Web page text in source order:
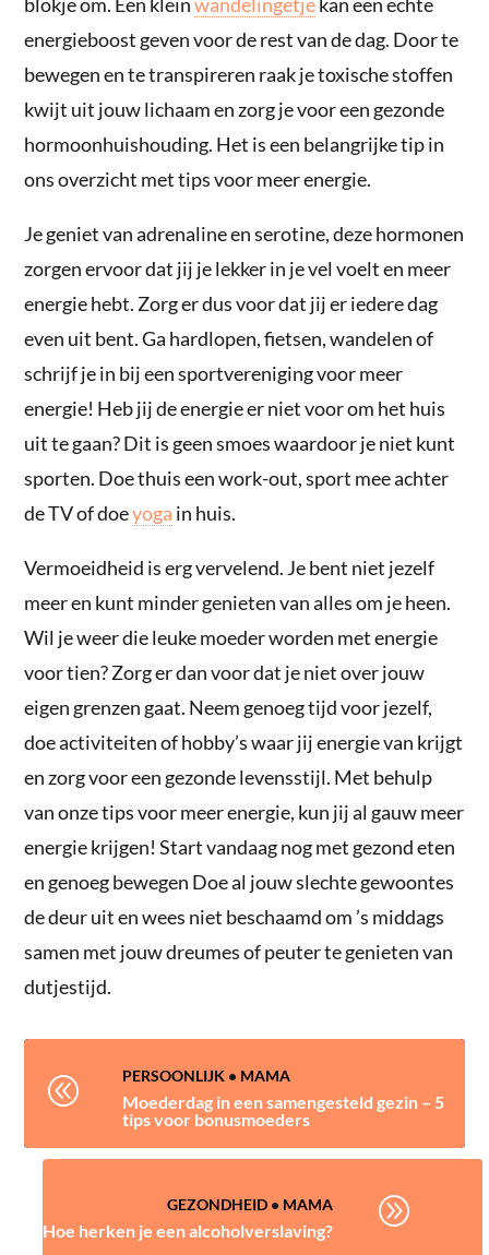
energieboost geven voor de rest van de dag. Door te
bewegen en te transpireren raak je toxische stoffen
kwijt uit jouw lichaam en zorg je voor een gezonde
hormoonhuishouding. Het is een belangrijke tip in
ons overzicht met tips voor meer energie.
Je geniet van adrenaline en serotine, deze hormonen
zorgen ervoor dat jij je lekker in je vel voelt en meer
energie hebt. Zorg er dus voor dat jij er iedere dag
even uit bent. Ga hardlopen, fietsen, wandelen of
schrijf je in bij een sportvereniging voor meer
energie! Heb jij de energie er niet voor om het huis
uit te gaan? Dit is geen smoes waardoor je niet kunt
sporten. Doe thuis een work-out, sport mee achter
de TV of doeyoga in huis.
Vermoeidheid is erg vervelend. Je bent niet jezelf
meer en kunt minder genieten van alles om je heen.
Wil je weer die leuke moeder worden met energie
voor tien? Zorg er dan voor dat je niet over jouw
eigen grenzen gaat. Neem genoeg tijd voor jezelf,
doe activiteiten of hobby’s waar jij energie van krijgt
en zorg voor een gezonde levensstijl. Met behulp
van onze tips voor meer energie, kun jij al gauw meer
energie krijgen! Start vandaag nog met gezond eten
en genoeg bewegen Doe al jouw slechte gewoontes
de deur uit en wees niet beschaamd om ’s middags
samen met jouw dreumes of peuter te genieten van
dutjestijd.
@ PERSOONLIJK • MAMA
Moederdag in een samengesteld gezin – 5
tips voor bonusmoeders
GEZONDHEID• MAMA
Hoe herken je een alcoholverslaving?
A